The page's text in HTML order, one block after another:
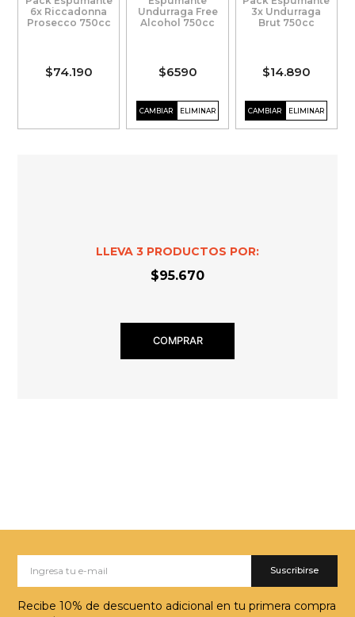
6x Riccadonna
Prosecco 750cc
$74.190
3x Undurraga
Brut 750cc
$14.890
Undurraga Free
Alcohol 750cc
$6590
LLEVA 3 PRODUCTOS POR:
$95.670
COMPRAR
Suscribirse
Recibe 10% de descuento adicional en tu primera compra